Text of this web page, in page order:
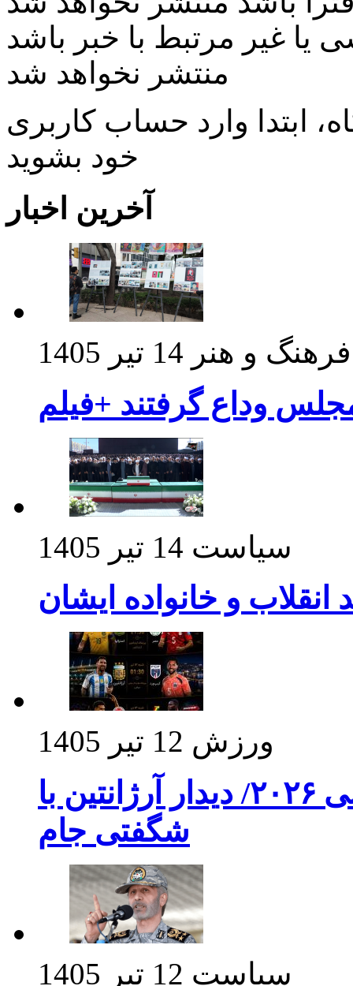
یا غیر مرتبط با خبر باشد
منتشر نخواهد شد
ابتدا وارد حساب كاربری
خود بشويد
آخرین اخبار
فرهنگ و هنر 14 تیر 1405
وداع گرفتند +فیلم
سیاست 14 تیر 1405
انقلاب و خانواده ایشان
ورزش 12 تیر 1405
برنامه بازی های امشب جام جهانی ۲۰۲۶/ دیدار آرژانتین با
شگفتی جام
سیاست 12 تیر 1405